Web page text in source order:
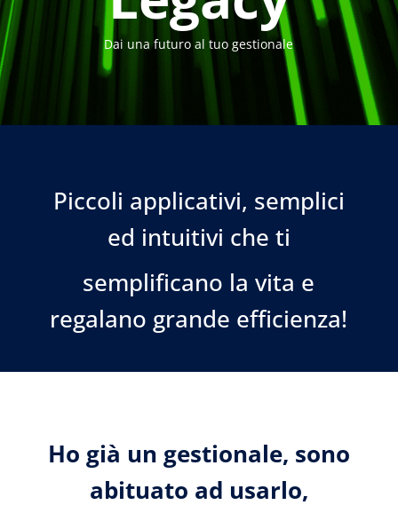
Dai una futuro al tuo gestionale
Piccoli applicativi, semplici
ed intuitivi che ti
semplificano la vita e
regalano grande efficienza!
Ho già un gestionale, sono
abituato ad usarlo,